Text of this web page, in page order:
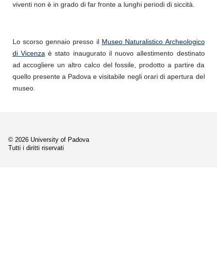
viventi non è in grado di far fronte a lunghi periodi di siccità.
Lo scorso gennaio presso il Museo Naturalistico Archeologico
di Vicenza è stato inaugurato il nuovo allestimento destinato
ad accogliere un altro calco del fossile, prodotto a partire da
quello presente a Padova e visitabile negli orari di apertura del
museo.
© 2026 University of Padova
Tutti i diritti riservati